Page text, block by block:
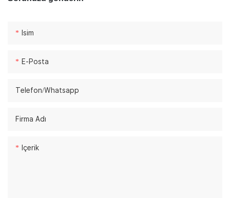
Isim
E-Posta
Telefon/whatsapp
Firma Adı
Içerik